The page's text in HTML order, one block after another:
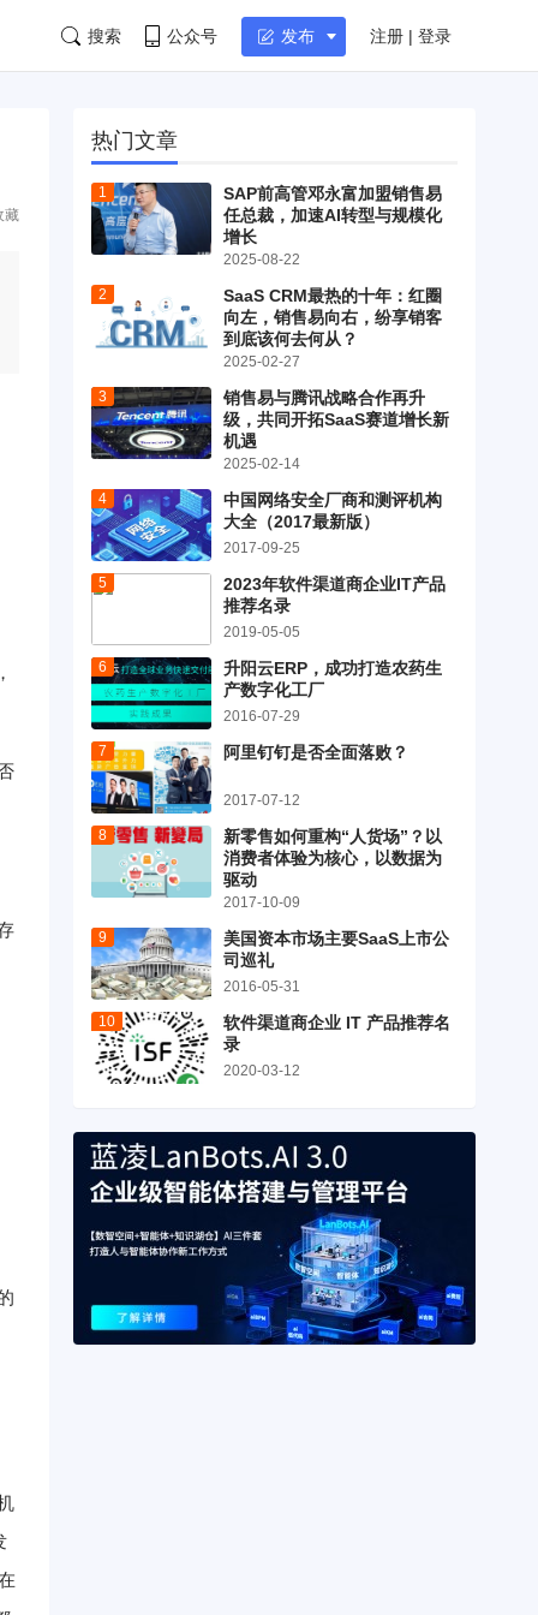
搜索 公众号 发布 注册 | 登录
藏
热门文章
SAP前高管邓永富加盟销售易
任总裁，加速AI转型与规模化
增长
2025-08-22
SaaS CRM最热的十年：红圈
向左，销售易向右，纷享销客
到底该何去何从？
2025-02-27
销售易与腾讯战略合作再升
级，共同开拓SaaS赛道增长新
机遇
2025-02-14
中国网络安全厂商和测评机构
大全（2017最新版）
2017-09-25
2023年软件渠道商企业IT产品
推荐名录
2019-05-05
升阳云ERP，成功打造农药生
产数字化工厂
2016-07-29
阿里钉钉是否全面落败？
2017-07-12
新零售如何重构“人货场”？以
消费者体验为核心，以数据为
驱动
2017-10-09
美国资本市场主要SaaS上市公
司巡礼
2016-05-31
软件渠道商企业 IT 产品推荐名
录
2020-03-12